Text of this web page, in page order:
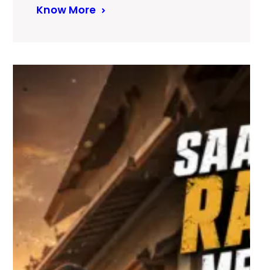
Know More